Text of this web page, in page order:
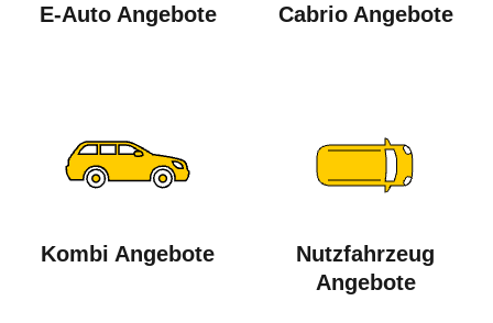
E-Auto Angebote Cabrio Angebote
Kombi Angebote
Nutzfahrzeug
Angebote